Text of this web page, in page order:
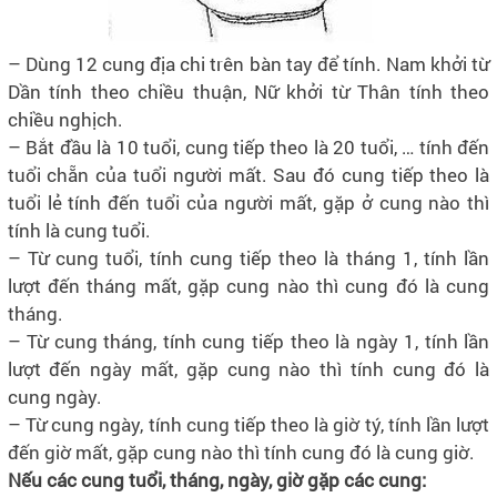
– Dùng 12 cung địa chi trên bàn tay để tính. Nam khởi từ
Dần tính theo chiều thuận, Nữ khởi từ Thân tính theo
chiều nghịch.
– Bắt đầu là 10 tuổi, cung tiếp theo là 20 tuổi, … tính đến
tuổi chẵn của tuổi người mất. Sau đó cung tiếp theo là
tuổi lẻ tính đến tuổi của người mất, gặp ở cung nào thì
tính là cung tuổi.
– Từ cung tuổi, tính cung tiếp theo là tháng 1, tính lần
lượt đến tháng mất, gặp cung nào thì cung đó là cung
tháng.
– Từ cung tháng, tính cung tiếp theo là ngày 1, tính lần
lượt đến ngày mất, gặp cung nào thì tính cung đó là
cung ngày.
– Từ cung ngày, tính cung tiếp theo là giờ tý, tính lần lượt
đến giờ mất, gặp cung nào thì tính cung đó là cung giờ.
Nếu các cung tuổi, tháng, ngày, giờ gặp các cung: